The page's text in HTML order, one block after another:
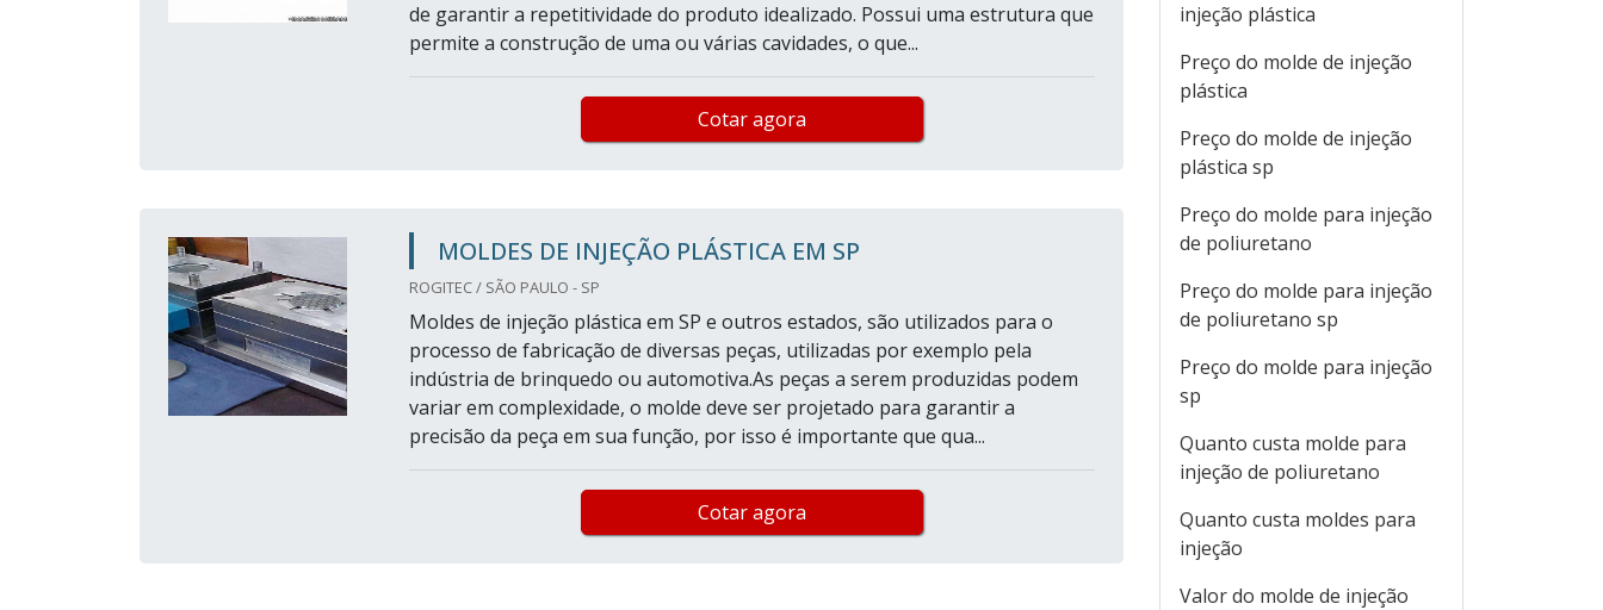
de garantir a repetitividade do produto idealizado. Possui uma estrutura que
permite a construção de uma ou várias cavidades, o que...
Cotar agora
MOLDES DE INJEÇÃO PLÁSTICA EM SP
ROGITEC / SÃO PAULO - SP
Moldes de injeção plástica em SP e outros estados, são utilizados para o
processo de fabricação de diversas peças, utilizadas por exemplo pela
indústria de brinquedo ou automotiva.As peças a serem produzidas podem
variar em complexidade, o molde deve ser projetado para garantir a
precisão da peça em sua função, por isso é importante que qua...
Cotar agora
injeção plástica
Preço do molde de injeção
plástica
Preço do molde de injeção
plástica sp
Preço do molde para injeção
de poliuretano
Preço do molde para injeção
de poliuretano sp
Preço do molde para injeção
sp
Quanto custa molde para
injeção de poliuretano
Quanto custa moldes para
injeção
Valor do molde de injeção